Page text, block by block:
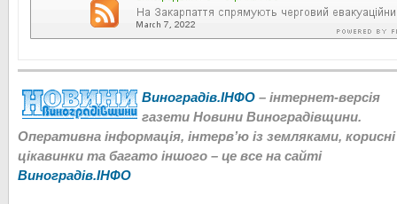
Виноградів.ІНФО – інтернет-версія
газети Новини Виноградівщини.
Оперативна інформація, інтерв’ю із земляками, корисні
цікавинки та багато іншого – це все на сайті
Виноградів.ІНФО